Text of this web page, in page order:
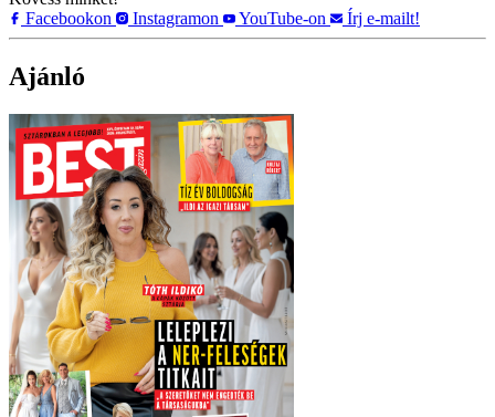
Facebookon
Instagramon YouTube-on Írj e-mailt!
Ajánló